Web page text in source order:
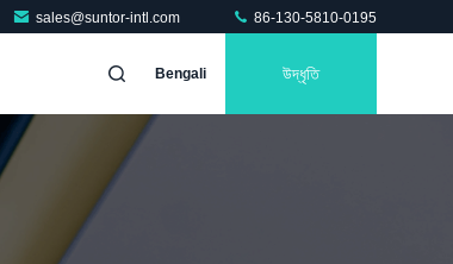
sales@suntor-intl.com 86-130-5810-0195
Bengali উদ্ধৃতি